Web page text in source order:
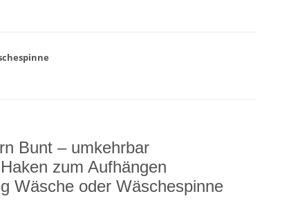
Bunt – umkehrbar
zum Aufhängen
Wäsche oder Wäschespinne